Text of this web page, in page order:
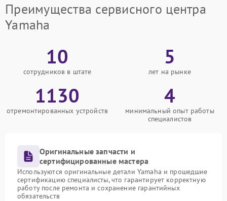
Преимущества сервисного центра
Yamaha
10
сотрудников в штате
5
лет на рынке
1130
отремонтированных устройств
4
минимальный опыт работы
специалистов
Оригинальные запчасти и
сертифицированные мастера
Используются оригинальные детали Yamaha и прошедшие
сертификацию специалисты, что гарантирует корректную
работу после ремонта и сохранение гарантийных
обязательств